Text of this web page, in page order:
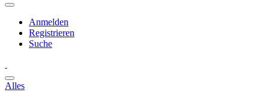
Anmelden
Registrieren
Suche
Alles